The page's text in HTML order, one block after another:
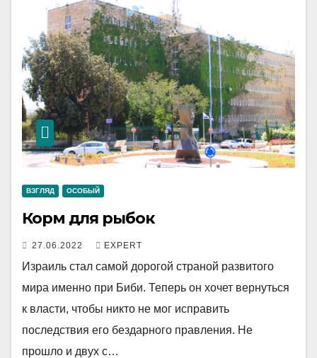
ВЗГЛЯД ОСОБЫЙ
Корм для рыбок
27.06.2022 EXPERT
Израиль стал самой дорогой страной развитого
мира именно при Биби. Теперь он хочет вернуться
к власти, чтобы никто не мог исправить
последствия его бездарного правления. Не
прошло и двух с…